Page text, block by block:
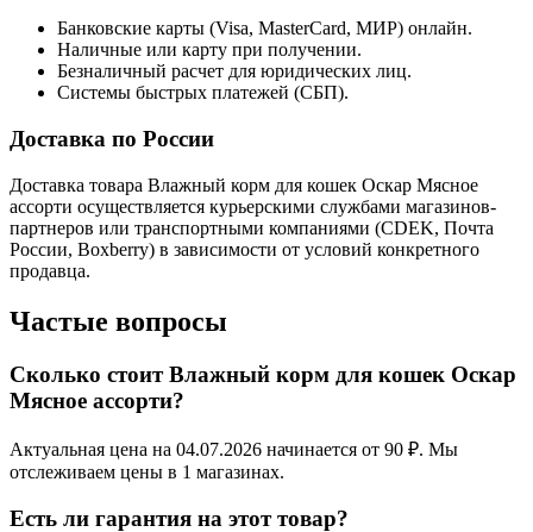
Банковские карты (Visa, MasterCard, МИР) онлайн.
Наличные или карту при получении.
Безналичный расчет для юридических лиц.
Системы быстрых платежей (СБП).
Доставка по России
Доставка товара Влажный корм для кошек Оскар Мясное
ассорти осуществляется курьерскими службами магазинов-
партнеров или транспортными компаниями (CDEK, Почта
России, Boxberry) в зависимости от условий конкретного
продавца.
Частые вопросы
Сколько стоит Влажный корм для кошек Оскар
Мясное ассорти?
Актуальная цена на 04.07.2026 начинается от 90 ₽. Мы
отслеживаем цены в 1 магазинах.
Есть ли гарантия на этот товар?